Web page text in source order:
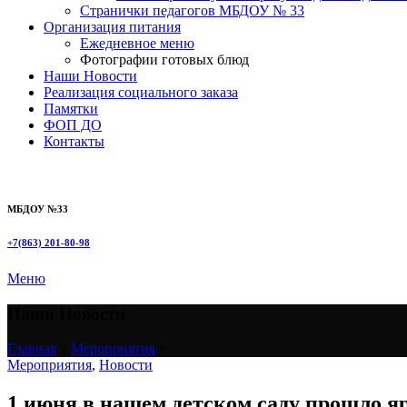
Странички педагогов МБДОУ № 33
Организация питания
Ежедневное меню
Фотографии готовых блюд
Наши Новости
Реализация социального заказа
Памятки
ФОП ДО
Контакты
МБДОУ №33
+7(863) 201-80-98
Меню
Главная Мероприятия
Мероприятия, Новости